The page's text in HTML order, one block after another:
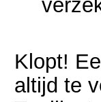
Klopt!
altijd te